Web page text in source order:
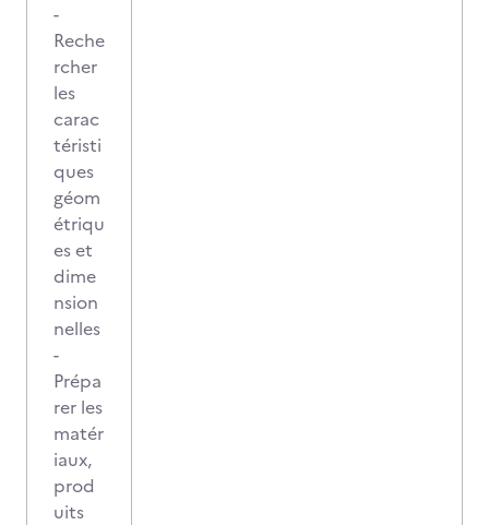
-
Reche
rcher
les
carac
téristi
ques
géom
étriqu
es et
dime
nsion
nelles
-
Prépa
rer les
matér
iaux,
prod
uits